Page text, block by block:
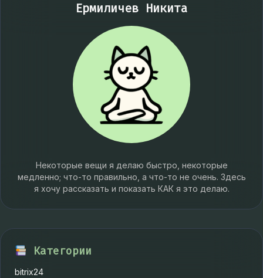
Ермиличев Никита
Некоторые вещи я делаю быстро, некоторые
медленно; что-то правильно, а что-то не очень. Здесь
я хочу рассказать и показать КАК я это делаю.
Категории
bitrix24